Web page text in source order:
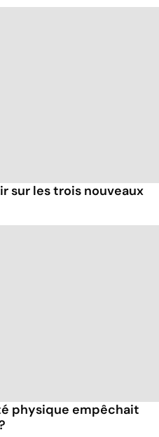
sur les trois nouveaux
physique empêchait